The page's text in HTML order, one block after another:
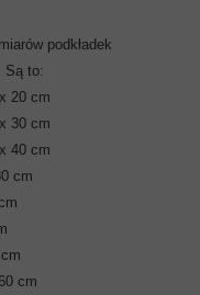
podkładek
Są to:
20 cm
30 cm
40 cm
cm
cm